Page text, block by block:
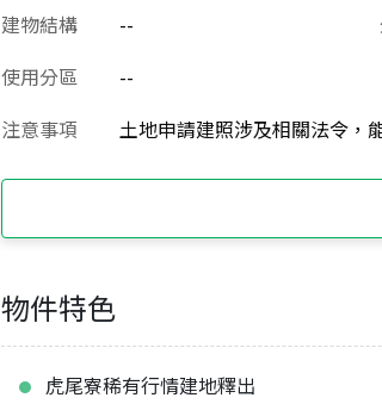
建物結構 --
使用分區
--
注意事項
土地申請建照涉及相關法令，
物件特色
虎尾寮稀有行情建地釋出